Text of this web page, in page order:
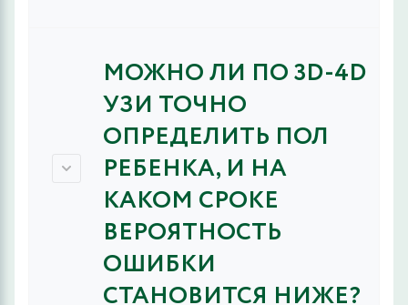
МОЖНО ЛИ ПО 3D-4D
УЗИ ТОЧНО
ОПРЕДЕЛИТЬ ПОЛ
РЕБЕНКА, И НА
КАКОМ СРОКЕ
ВЕРОЯТНОСТЬ
ОШИБКИ
СТАНОВИТСЯ НИЖЕ?